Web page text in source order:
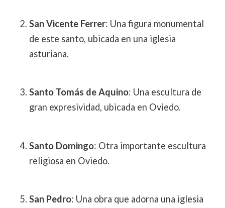
San Vicente Ferrer: Una figura monumental
de este santo, ubicada en una iglesia
asturiana.
Santo Tomás de Aquino: Una escultura de
gran expresividad, ubicada en Oviedo.
Santo Domingo: Otra importante escultura
religiosa en Oviedo.
San Pedro: Una obra que adorna una iglesia